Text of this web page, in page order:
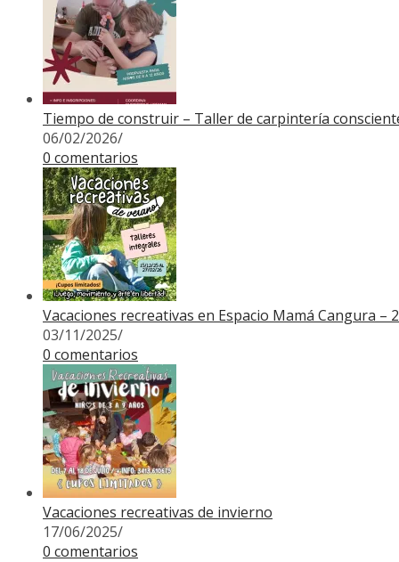
Tiempo de construir – Taller de carpintería
06/02/2026/
0 comentarios
Vacaciones recreativas en Espacio Mamá Cangura –
03/11/2025/
0 comentarios
Vacaciones recreativas de invierno
17/06/2025/
0 comentarios